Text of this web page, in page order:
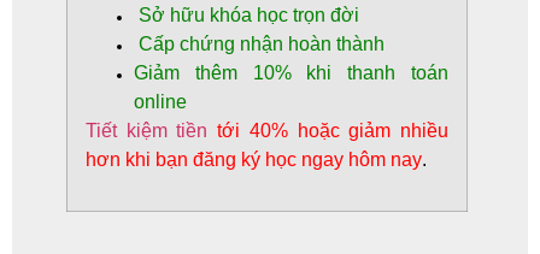
Sở hữu khóa học trọn đời
Cấp chứng nhận hoàn thành
Giảm thêm 10%khi thanh toán
online
Tiết kiệm tiền tới 40% hoặc giảm nhiều
hơn khi bạn đăng ký học ngay hôm nay.